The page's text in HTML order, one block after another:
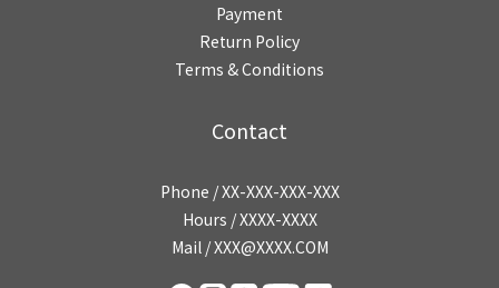
Payment
Return Policy
Terms & Conditions
Contact
Phone / XX-XXX-XXX-XXX
Hours / XXXX-XXXX
Mail / XXX@XXXX.COM